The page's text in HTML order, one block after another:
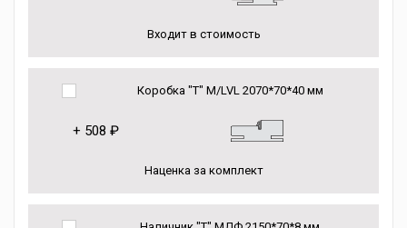
Входит в стоимость
Коробка "Т" М/LVL 2070*70*40 мм
+ 508 ₽
Наценка за комплект